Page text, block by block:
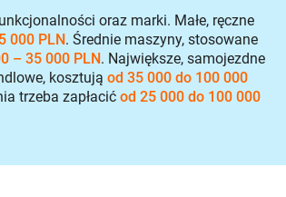
oraz marki. Małe, ręczne
000 PLN. Średnie maszyny, stosowane
– 35 000 PLN. Największe, samojezdne
kosztują od 35 000 do 100 000
trzeba zapłacić od 25 000 do 100 000